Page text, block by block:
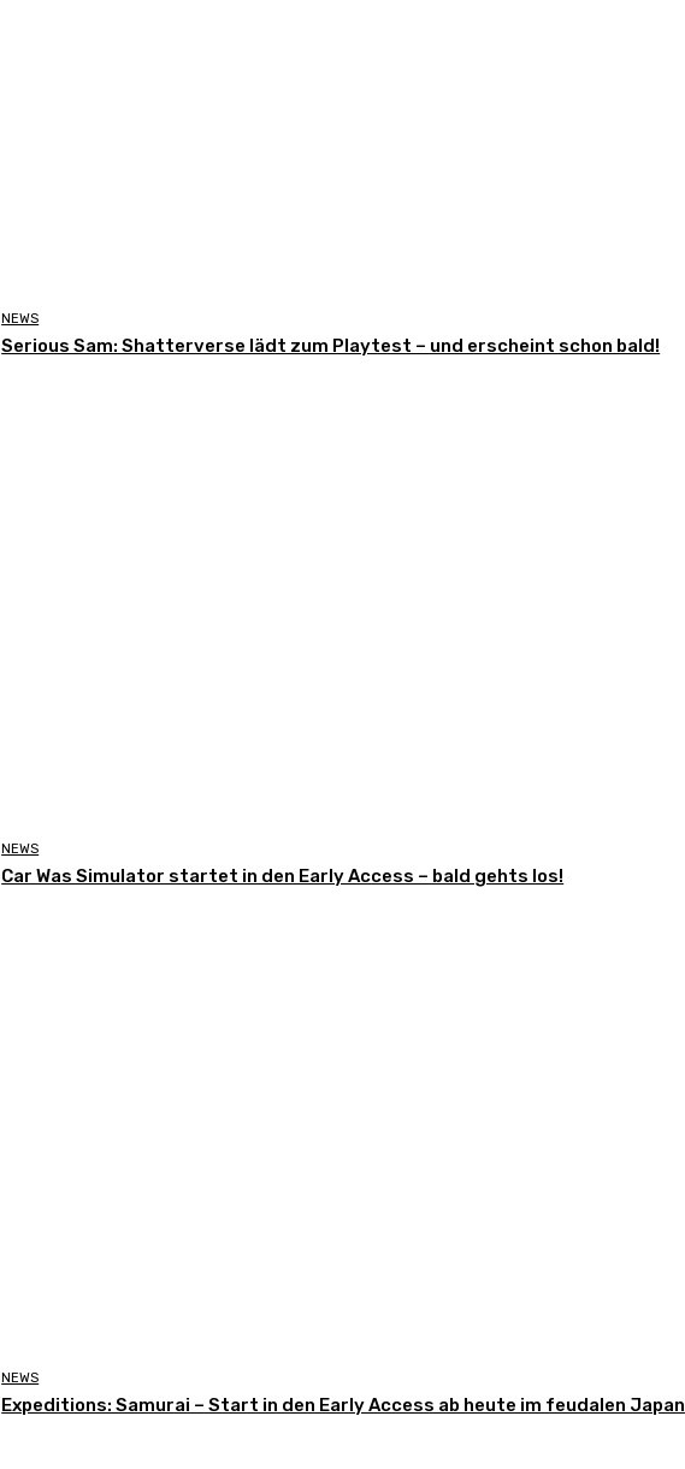
NEWS
Serious Sam: Shatterverse lädt zum Playtest – und erscheint schon bald!
NEWS
Car Was Simulator startet in den Early Access – bald gehts los!
NEWS
Expeditions: Samurai – Start in den Early Access ab heute im feudalen Japan